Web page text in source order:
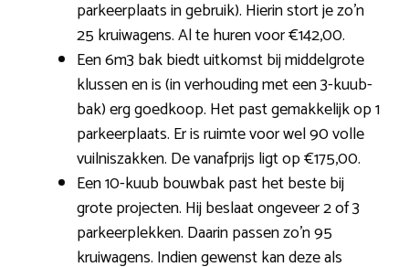
parkeerplaats in gebruik). Hierin stort je zo’n
25 kruiwagens. Al te huren voor €142,00.
Een 6m3 bak biedt uitkomst bij middelgrote
klussen en is (in verhouding met een 3-kuub-
bak) erg goedkoop. Het past gemakkelijk op 1
parkeerplaats. Er is ruimte voor wel 90 volle
vuilniszakken. De vanafprijs ligt op €175,00.
Een 10-kuub bouwbak past het beste bij
grote projecten. Hij beslaat ongeveer 2 of 3
parkeerplekken. Daarin passen zo’n 95
kruiwagens. Indien gewenst kan deze als